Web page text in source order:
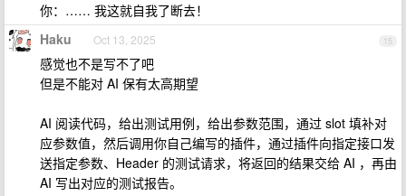
你：…… 我这就自我了断去！
15
Haku Oct 13, 2025
感觉也不是写不了吧
但是不能对 AI 保有太高期望
AI 阅读代码，给出测试用例，给出参数范围，通过 slot 填补对
应参数值，然后调用你自己编写的插件，通过插件向指定接口发
送指定参数、Header 的测试请求，将返回的结果交给 AI ，再由
AI 写出对应的测试报告。